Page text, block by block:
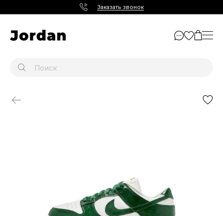
Заказать звонок